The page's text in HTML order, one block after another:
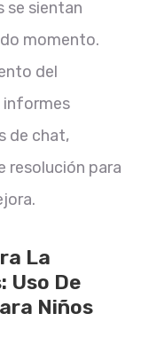
se sientan
momento.
del
informes
de chat,
resolución para
La
Uso De
Niños